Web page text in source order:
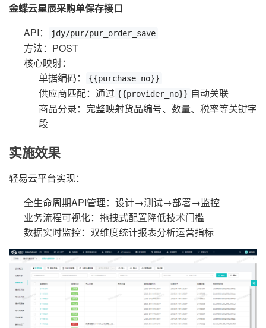
金蝶云星辰采购单保存接口
API：
jdy/pur/pur_order_save
方法：POST
核心映射：
单据编码：
{{purchase_no}}
供应商匹配：通过 {{provider_no}} 自动关联
商品分录：完整映射货品编号、数量、税率等关键字
段
实施效果
轻易云平台实现：
全生命周期API管理：设计→测试→部署→监控
业务流程可视化：拖拽式配置降低技术门槛
数据实时监控：双维度统计报表分析运营指标